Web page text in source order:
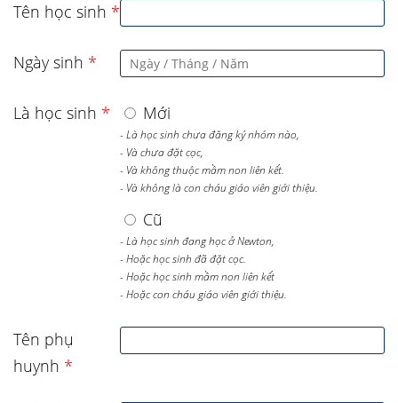
Tên học sinh *
Ngày sinh *
Là học sinh * Mới
- Là học sinh chưa đăng ký nhóm nào,
- Và chưa đặt cọc,
- Và không thuộc mầm non liên kết.
- Và không là con cháu giáo viên giới thiệu.
Cũ
- Là học sinh đang học ở Newton,
- Hoặc học sinh đã đặt cọc.
- Hoặc học sinh mầm non liên kết
- Hoặc con cháu giáo viên giới thiệu.
Tên phụ
huynh *